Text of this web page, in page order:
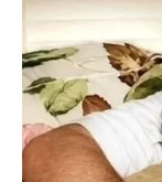
«Ти був
сильний»
Мати померлої
емоційними
вимогу